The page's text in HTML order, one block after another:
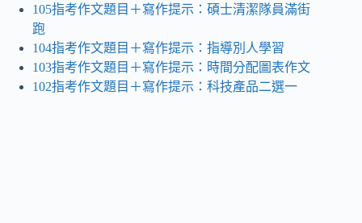
105指考作文題目＋寫作提示：碩士清潔隊員滿街
跑
104指考作文題目＋寫作提示：指導別人學習
103指考作文題目＋寫作提示：時間分配圖表作文
102指考作文題目＋寫作提示：科技產品二選一